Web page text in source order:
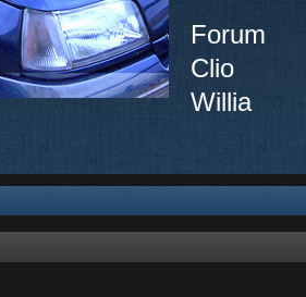
Forum
Clio
Willia